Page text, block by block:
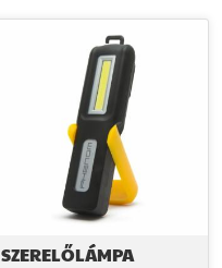
SZERELŐLÁMPA